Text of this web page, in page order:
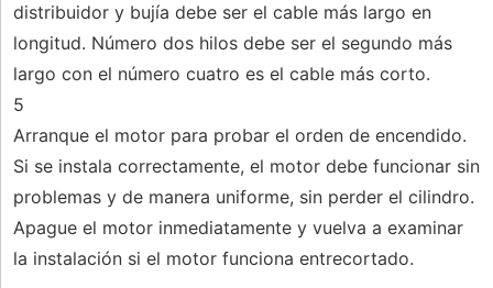
distribuidor y bujía debe ser el cable más largo en
longitud. Número dos hilos debe ser el segundo más
largo con el número cuatro es el cable más corto.
5
Arranque el motor para probar el orden de encendido.
Si se instala correctamente, el motor debe funcionar sin
problemas y de manera uniforme, sin perder el cilindro.
Apague el motor inmediatamente y vuelva a examinar
la instalación si el motor funciona entrecortado.